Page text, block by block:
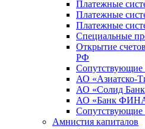
Платежные
Платежные
Платежные
Специальные
Открытие
РФ
Сопутствующие
АО «Азиатско-
АО «Солид
АО «Банк
Сопутствующие
Амнистия капиталов